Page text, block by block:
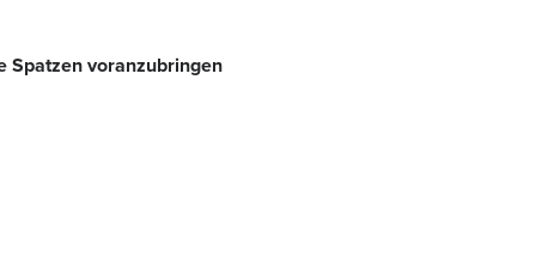
Spatzen voranzubringen